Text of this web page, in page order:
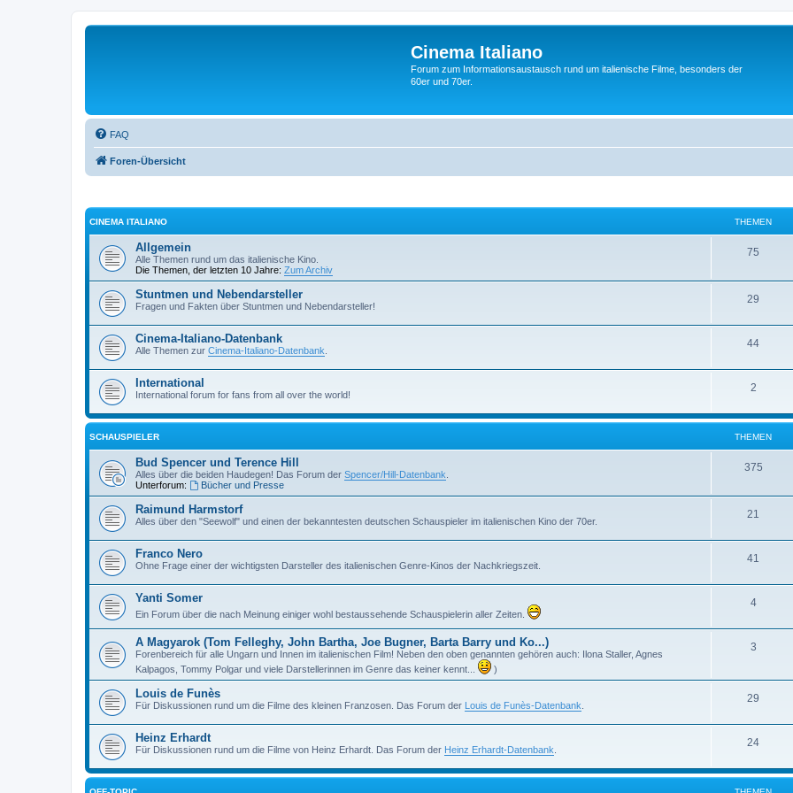
Cinema Italiano
Forum zum Informationsaustausch rund um italienische Filme, besonders der
60er und 70er.
FAQ
Foren-Übersicht
CINEMA ITALIANO THEMEN
Allgemein
Alle Themen rund um das italienische Kino.
Die Themen, der letzten 10 Jahre: Zum Archiv
75
e
Stuntmen und Nebendarsteller
Fragen und Fakten über Stuntmen und Nebendarsteller!
29
e
m
n
Cinema-Italiano-Datenbank
Alle Themen zur Cinema-Italiano-Datenbank
44T
m
e
International
International forum for fans from all over the world!
2T
e
n
SCHAUSPIELER THEMEN
Bud Spencer und Terence Hill
Alles über die beiden Haudegen! Das Forum der Spencer/Hill-Datenbank
Unterforum:
Bücher und Presse
375T
Raimund Harmstorf
Alles über den "Seewolf" und einen der bekanntesten deutschen Schauspieler im italienischen Kino der 70er.
21
m
n
Franco Nero
Ohne Frage einer der wichtigsten Darsteller des italienischen Genre-Kinos der Nachkriegszeit.
41
m
Yanti Somer
Ein Forum über die nach Meinung einiger wohl bestaussehende Schauspielerin aller Zeiten.
4T
e
e
A Magyarok (Tom Felleghy, John Bartha, Joe Bugner, Barta Barry und Ko...)
Forenbereich für alle Ungarn und Innen im italienischen Film! Neben den oben genannten gehören auch: Ilona Staller, Agnes
Kalpagos, Tommy Polgar und viele Darstellerinnen im Genre das keiner kennt...
)
3T
e
e
Louis de Funès
Für Diskussionen rund um die Filme des kleinen Franzosen. Das Forum der Louis de Funès-Datenbank
29
e
m
e
Heinz Erhardt
Für Diskussionen rund um die Filme von Heinz Erhardt. Das Forum der Heinz Erhardt-Datenbank
24T
e